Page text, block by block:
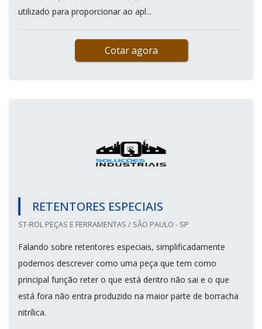
utilizado para proporcionar ao apl...
Cotar agora
RETENTORES ESPECIAIS
ST-ROL PEÇAS E FERRAMENTAS / SÃO PAULO - SP
Falando sobre retentores especiais, simplificadamente
podemos descrever como uma peça que tem como
principal função reter o que está dentro não sai e o que
está fora não entra produzido na maior parte de borracha
nitrílica.